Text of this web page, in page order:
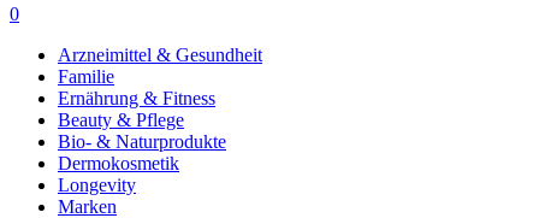
0
Arzneimittel & Gesundheit
Familie
Ernährung & Fitness
Beauty & Pflege
Bio- & Naturprodukte
Dermokosmetik
Longevity
Marken